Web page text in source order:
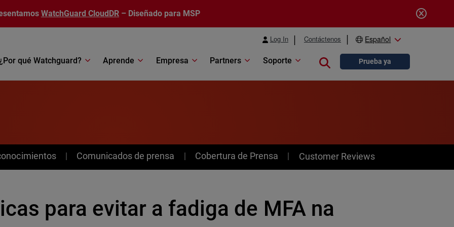
WatchGuard CloudDR – Diseñado para MSP
Log In Contáctenos Español
qué Watchguard? Aprende Empresa Partners Soporte Close searchPrueba ya
Comunicados de prensa Cobertura de Prensa Customer Reviews
para evitar a fadiga de MFA na